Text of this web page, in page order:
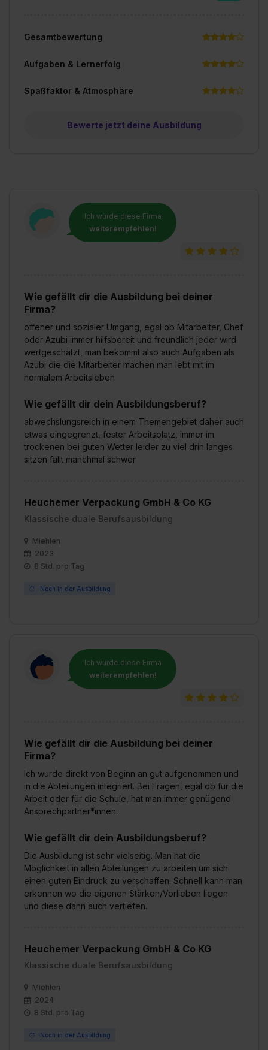
Ich würde diese Firma
weiterempfehlen!
Wie gefällt dir die Ausbildung bei deiner
Firma?
offener und sozialer Umgang, egal ob Mitarbeiter, Chef
oder Azubi immer hilfsbereit und freundlich jeder wird
wertgeschätzt, man bekommt also auch Aufgaben als
Azubi die die Mitarbeiter machen man lebt mit im
normalem Arbeitsleben
Wie gefällt dir dein Ausbildungsberuf?
abwechslungsreich in einem Themengebiet daher auch
etwas eingegrenzt, fester Arbeitsplatz, immer im
trockenen bei guten Wetter leider zu viel drin langes
sitzen fällt manchmal schwer
Heuchemer Verpackung GmbH & Co KG
Klassische duale Berufsausbildung
Miehlen
2023
8 Std. pro Tag
Noch in der Ausbildung
Ich würde diese Firma
weiterempfehlen!
Wie gefällt dir die Ausbildung bei deiner
Firma?
Ich wurde direkt von Beginn an gut aufgenommen und
in die Abteilungen integriert. Bei Fragen, egal ob für die
Arbeit oder für die Schule, hat man immer genügend
Ansprechpartner*innen.
Wie gefällt dir dein Ausbildungsberuf?
Die Ausbildung ist sehr vielseitig. Man hat die
Möglichkeit in allen Abteilungen zu arbeiten um sich
einen guten Eindruck zu verschaffen. Schnell kann man
erkennen wo die eigenen Stärken/Vorlieben liegen
und diese dann auch vertiefen.
Heuchemer Verpackung GmbH & Co KG
Klassische duale Berufsausbildung
Miehlen
2024
8 Std. pro Tag
Noch in der Ausbildung
Gesamtbewertung
Aufgaben & Lernerfolg
Spaßfaktor & Atmosphäre
Bewerte jetzt deine Ausbildung